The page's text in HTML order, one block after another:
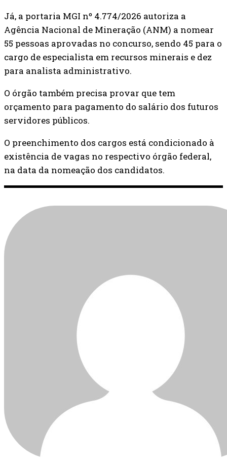
Já, a portaria MGI nº 4.774/2026 autoriza a
Agência Nacional de Mineração (ANM) a nomear
55 pessoas aprovadas no concurso, sendo 45 para o
cargo de especialista em recursos minerais e dez
para analista administrativo.
O órgão também precisa provar que tem
orçamento para pagamento do salário dos futuros
servidores públicos.
O preenchimento dos cargos está condicionado à
existência de vagas no respectivo órgão federal,
na data da nomeação dos candidatos.